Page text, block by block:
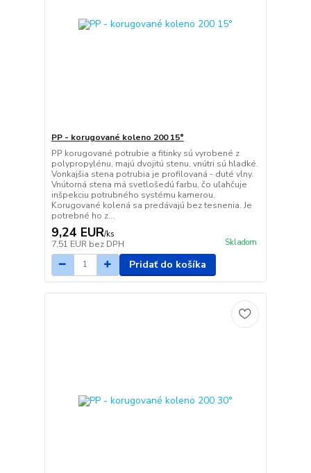
PP - korugované koleno 200 15°
PP korugované potrubie a fitinky sú vyrobené z
polypropylénu, majú dvojitú stenu, vnútri sú hladké.
Vonkajšia stena potrubia je profilovaná - duté vlny.
Vnútorná stena má svetlošedú farbu, čo uľahčuje
inšpekciu potrubného systému kamerou.
Korugované kolená sa predávajú bez tesnenia. Je
potrebné ho z...
9,24 EUR/ks
7,51 EUR bez DPH Skladom
Pridať do košíka